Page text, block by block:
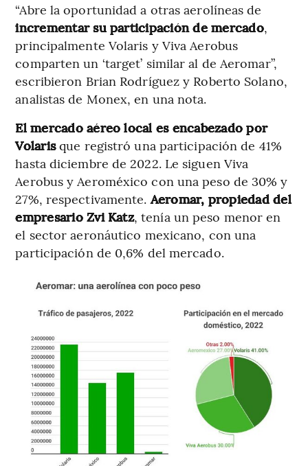
“Abre la oportunidad a otras aerolíneas de
incrementar su participación de mercado,
principalmente Volaris y Viva Aerobus
comparten un ‘target’ similar al de Aeromar”,
escribieron Brian Rodríguez y Roberto Solano,
analistas de Monex, en una nota.
El mercado aéreo local es encabezado por
Volarisque registró una participación de 41%
hasta diciembre de 2022. Le siguen Viva
Aerobus y Aeroméxico con una peso de 30% y
27%, respectivamente.Aeromar, propiedad del
empresario Zvi Katz, tenía un peso menor en
el sector aeronáutico mexicano, con una
participación de 0,6% del mercado.